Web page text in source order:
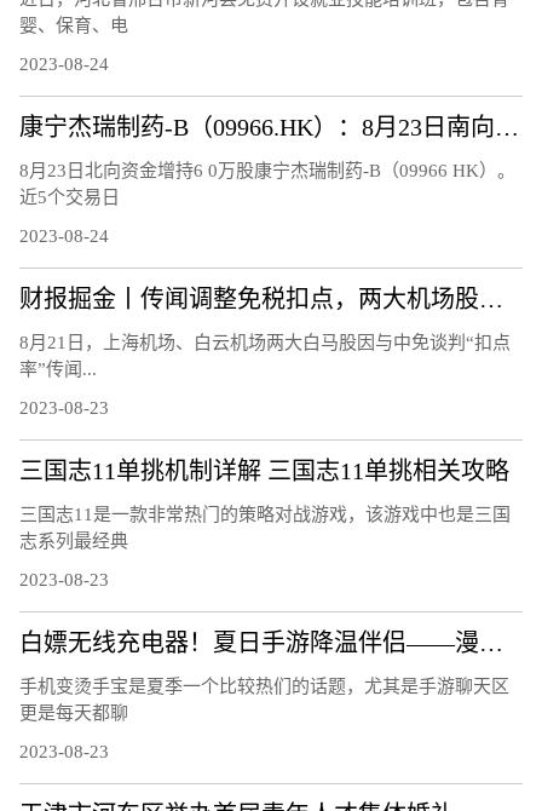
婴、保育、电
2023-08-24
康宁杰瑞制药-B（09966.HK）：8月23日南向资金增持6万股
8月23日北向资金增持6 0万股康宁杰瑞制药-B（09966 HK）。
近5个交易日
2023-08-24
财报掘金丨传闻调整免税扣点，两大机场股连跌3日!首批航空股中报、7月航运数据均报喜，航空板块大周期何时兑现？
8月21日，上海机场、白云机场两大白马股因与中免谈判“扣点
率”传闻...
2023-08-23
三国志11单挑机制详解 三国志11单挑相关攻略
三国志11是一款非常热门的策略对战游戏，该游戏中也是三国
志系列最经典
2023-08-23
白嫖无线充电器！夏日手游降温伴侣——漫步者C4 Pro磁吸散热器
手机变烫手宝是夏季一个比较热们的话题，尤其是手游聊天区
更是每天都聊
2023-08-23